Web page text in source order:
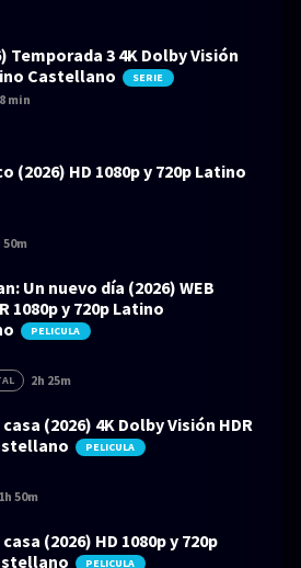
Temporada 3 4K Dolby Visión
Castellano
SERIE
min
(2026) HD 1080p y 720p Latino
50m
Un nuevo día (2026) WEB
1080p y 720p Latino
PELICULA
2h 25m
(2026) 4K Dolby Visión HDR
PELICULA
1h 50m
(2026) HD 1080p y 720p
PELICULA